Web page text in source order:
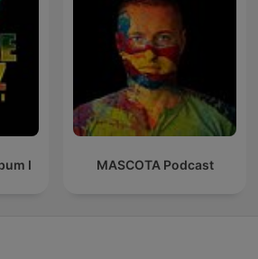
I MASCOTA Podcast